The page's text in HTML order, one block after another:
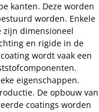
kanten. Deze worden
worden. Enkele
zijn dimensioneel
en rigide in de
wordt vaak een
eigenschappen.
De opbouw van
coatings worden